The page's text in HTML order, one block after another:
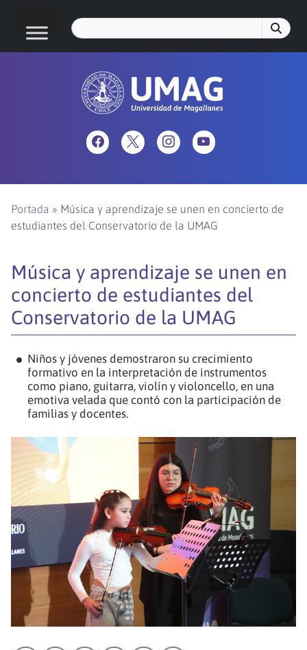
Portada » Música y aprendizaje se unen en concierto de
estudiantes del Conservatorio de la UMAG
Música y aprendizaje se unen en
concierto de estudiantes del
Conservatorio de la UMAG
Niños y jóvenes demostraron su crecimiento
formativo en la interpretación de instrumentos
como piano, guitarra, violín y violoncello, en una
emotiva velada que contó con la participación de
familias y docentes.